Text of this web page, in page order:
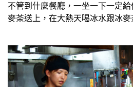
不管到什麼餐廳，一坐一下一定
麥茶送上，在大熱天喝冰水跟冰麥